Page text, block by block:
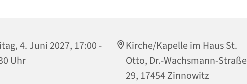
4. Juni 2027, 17:00 -
Uhr
Kirche/Kapelle im Haus St.
Otto, Dr.-Wachsmann-Straße
29, 17454 Zinnowitz